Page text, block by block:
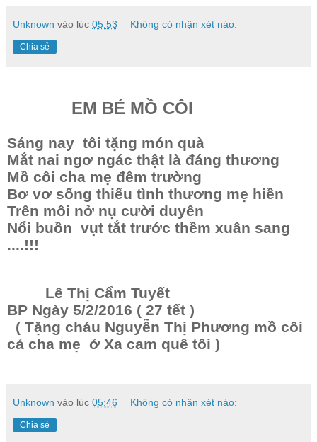
Unknown vào lúc 05:53 Không có nhận xét nào:
Chia sẻ
EM BÉ MỒ CÔI
Sáng nay tôi tặng món quà
Mắt nai ngơ ngác thật là đáng thương
Mồ côi cha mẹ đêm trường
Bơ vơ sống thiếu tình thương mẹ hiền
Trên môi nở nụ cười duyên
Nổi buồn vụt tắt trước thềm xuân sang
....!!!
Lê Thị Cẩm Tuyết
BP Ngày 5/2/2016 ( 27 tết )
( Tặng cháu Nguyễn Thị Phương mồ côi
cả cha mẹ ở Xa cam quê tôi )
Unknown vào lúc 05:46 Không có nhận xét nào:
Chia sẻ